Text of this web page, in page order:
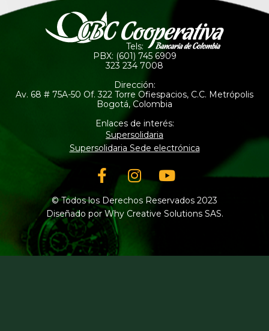
Tels:
PBX: (601) 745 6909
323 234 7008
Dirección:
Av. 68 # 75A-50 Of. 322 Torre Ofiespacios, C.C. Metrópolis
Bogotá, Colombia
Enlaces de interés:
Supersolidaria
Supersolidaria Sede electrónica
Facebook-
f
Instagram
Youtube
© Todos los Derechos Reservados 2023
Diseñado por Why Creative Solutions SAS.